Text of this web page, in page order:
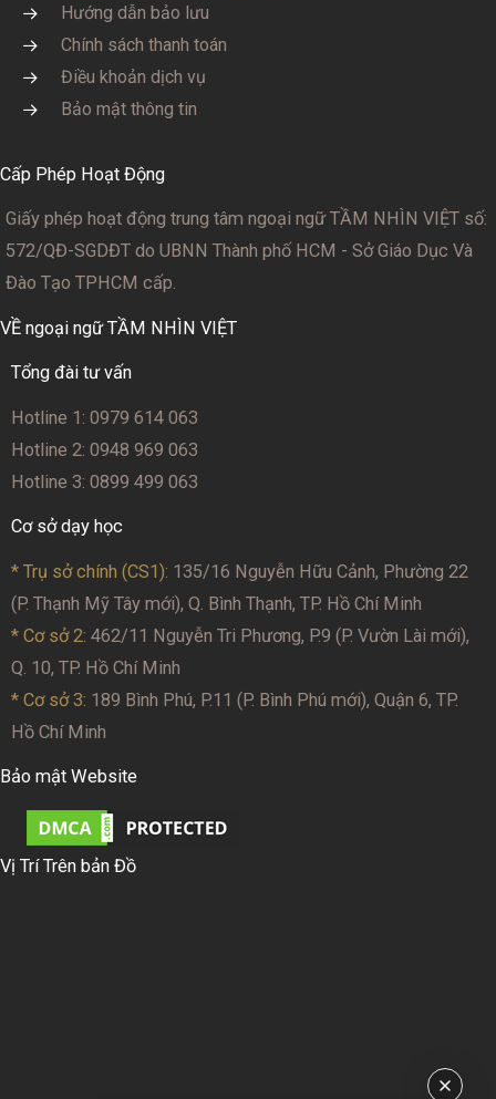
Hướng dẫn bảo lưu
Chính sách thanh toán
Điều khoản dịch vụ
Bảo mật thông tin
Cấp Phép Hoạt Động
Giấy phép hoạt động trung tâm ngoại ngữ TẦM NHÌN VIỆT số:
572/QĐ-SGDĐT do UBNN Thành phố HCM - Sở Giáo Dục Và
Đào Tạo TPHCM cấp.
VỀ ngoại ngữ TẦM NHÌN VIỆT
Tổng đài tư vấn
Hotline 1: 0979 614 063
Hotline 2: 0948 969 063
Hotline 3: 0899 499 063
Cơ sở dạy học
* Trụ sở chính (CS1): 135/16 Nguyễn Hữu Cảnh, Phường 22
(P. Thạnh Mỹ Tây mới), Q. Bình Thạnh, TP. Hồ Chí Minh
* Cơ sở 2: 462/11 Nguyễn Tri Phương, P.9 (P. Vườn Lài mới),
Q. 10, TP. Hồ Chí Minh
* Cơ sở 3: 189 Bình Phú, P.11 (P. Bình Phú mới), Quận 6, TP.
Hồ Chí Minh
Bảo mật Website
Vị Trí Trên bản Đồ